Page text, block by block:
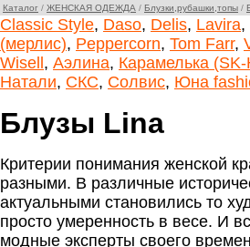
Каталог / ЖЕНСКАЯ ОДЕЖДА / Блузки,рубашки,топы /
Classic Style, Daso, Delis, Lavira,
(мерлис), Peppercorn, Tom Farr,
Wisell , Аэлина, Карамелька
Натали, СКС, Солвис, Юна
Блузы Lina
Критерии понимания женской
разными. В различные
актуальными становились то
просто умеренность в весе. И
модные эксперты своего